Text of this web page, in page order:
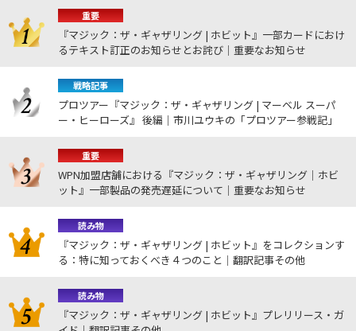
重要
『マジック：ザ・ギャザリング | ホビット』一部カードにおけ
るテキスト訂正のお知らせとお詫び｜重要なお知らせ
戦略記事
プロツアー『マジック：ザ・ギャザリング | マーベル スーパ
ー・ヒーローズ』 後編｜市川ユウキの「プロツアー参戦記」
重要
WPN加盟店舗における『マジック：ザ・ギャザリング｜ホビ
ット』一部製品の発売遅延について｜重要なお知らせ
読み物
『マジック：ザ・ギャザリング | ホビット』をコレクションす
る：特に知っておくべき４つのこと｜翻訳記事その他
読み物
『マジック：ザ・ギャザリング | ホビット』プレリリース・ガ